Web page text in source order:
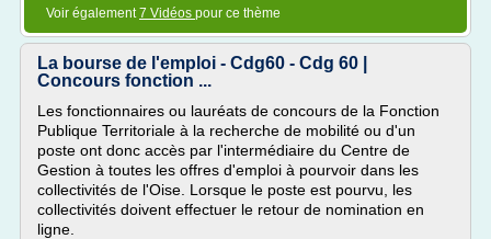
Voir également7 Vidéos pour ce thème
La bourse de l'emploi - Cdg60 - Cdg 60 |
Concours fonction ...
Les fonctionnaires ou lauréats de concours de la Fonction
Publique Territoriale à la recherche de mobilité ou d'un
poste ont donc accès par l'intermédiaire du Centre de
Gestion à toutes les offres d'emploi à pourvoir dans les
collectivités de l'Oise. Lorsque le poste est pourvu, les
collectivités doivent effectuer le retour de nomination en
ligne.